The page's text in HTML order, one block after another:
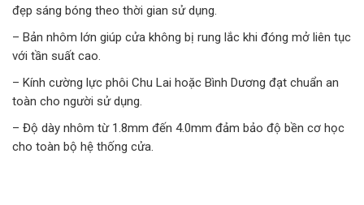
đẹp sáng bóng theo thời gian sử dụng.
– Bản nhôm lớn giúp cửa không bị rung lắc khi đóng mở liên tục
với tần suất cao.
– Kính cường lực phôi Chu Lai hoặc Bình Dương đạt chuẩn an
toàn cho người sử dụng.
– Độ dày nhôm từ 1.8mm đến 4.0mm đảm bảo độ bền cơ học
cho toàn bộ hệ thống cửa.